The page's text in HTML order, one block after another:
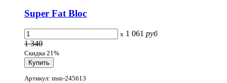
Super Fat Bloc
x 1 061 руб
1 340
Скидка 21%
Артикул: msn-245613